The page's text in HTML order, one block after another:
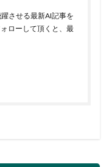
させる最新AI記事を
ローして頂くと、最